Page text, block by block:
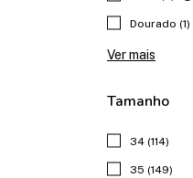
Dourado (1)
Ver mais
Tamanho
34 (114)
35 (149)